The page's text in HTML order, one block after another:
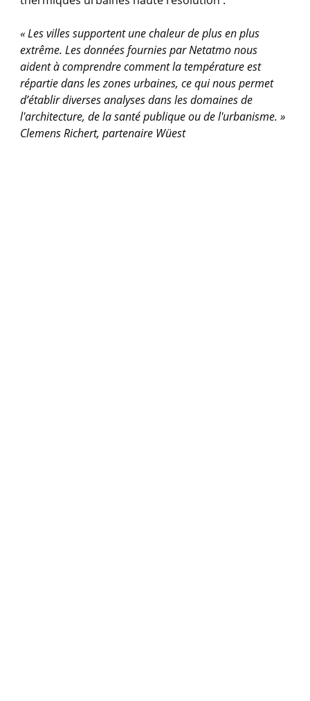
« Les villes supportent une chaleur de plus en plus
extrême. Les données fournies par Netatmo nous
aident à comprendre comment la température est
répartie dans les zones urbaines, ce qui nous permet
d’établir diverses analyses dans les domaines de
l'architecture, de la santé publique ou de l'urbanisme. »
Clemens Richert, partenaire Wüest